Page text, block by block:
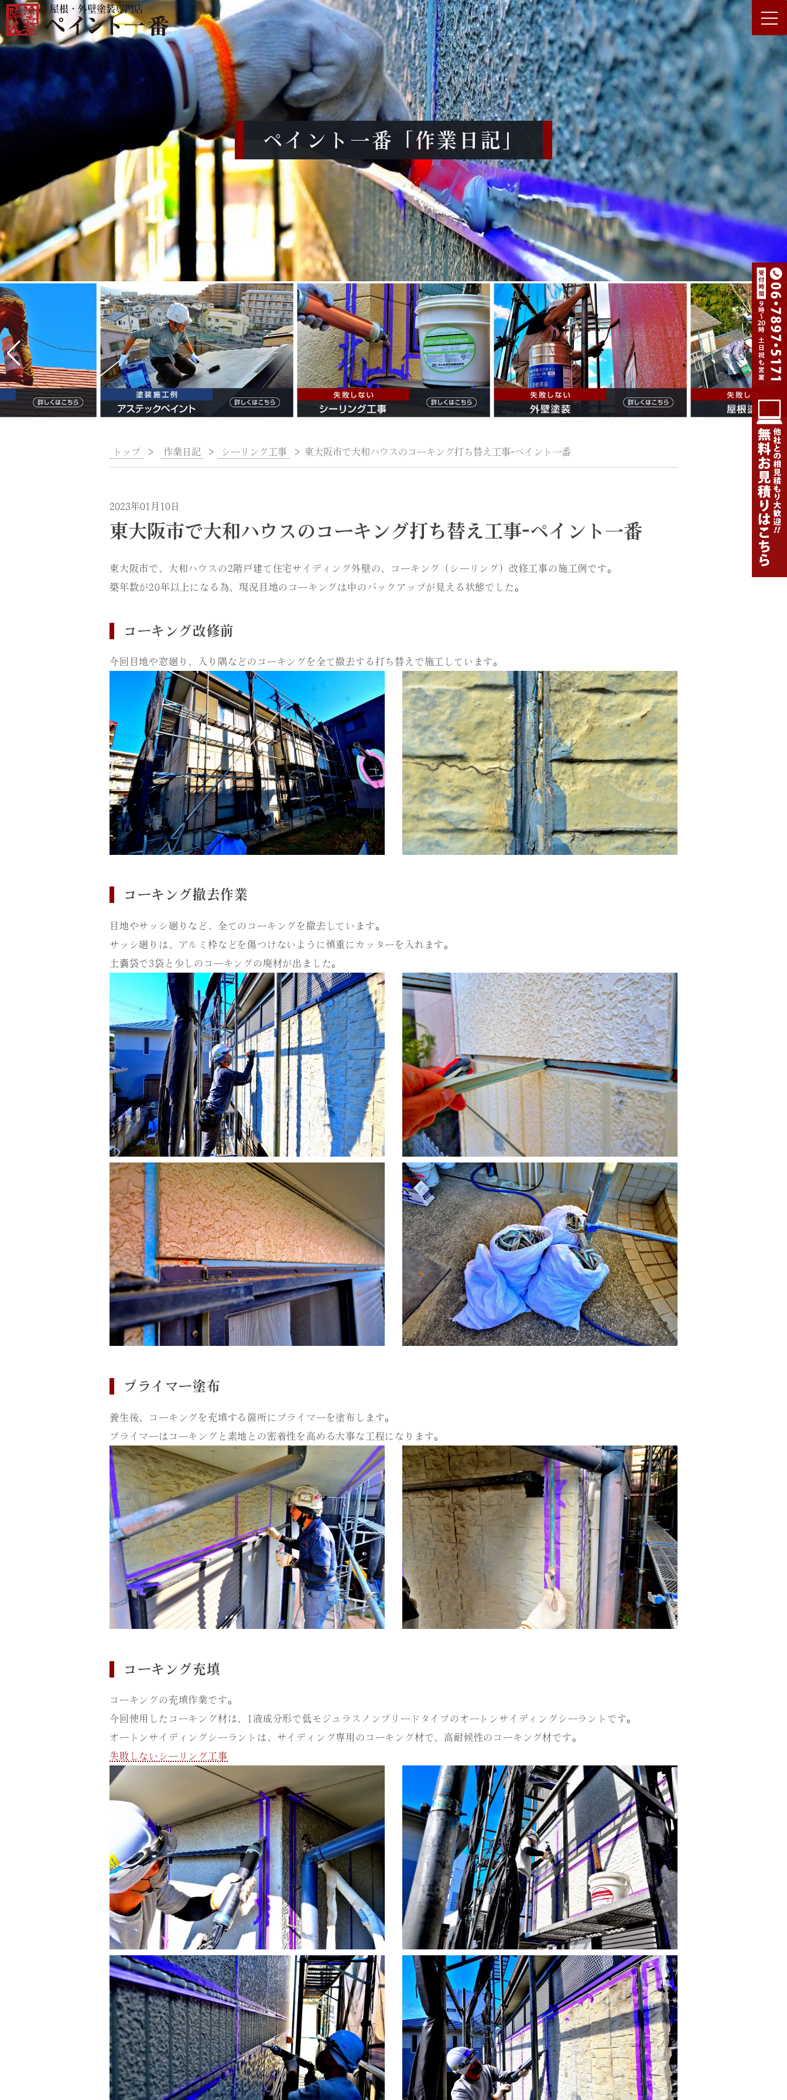
屋根・外壁塗装専門店
ペイント一番「作業日記」
トップ > 作業日記 > シーリング工事 > 東大阪市で大和ハウスのコーキング打ち替え工事-ペイント一番
2023年01月10日
東大阪市で大和ハウスのコーキング打ち替え工事-ペイント一番
東大阪市で、大和ハウスの2階戸建て住宅サイディング外壁の、コーキング（シーリング）改修工事の施工例です。
築年数が20年以上になる為、現況目地のコーキングは中のバックアップが見える状態でした。
コーキング改修前
今回目地や窓廻り、入り隅などのコーキングを全て撤去する打ち替えで施工しています。
コーキング撤去作業
目地やサッシ廻りなど、全てのコーキングを撤去しています。
サッシ廻りは、アルミ枠などを傷つけないように慎重にカッターを入れます。
土嚢袋で3袋と少しのコーキングの廃材が出ました。
プライマー塗布
養生後、コーキングを充填する箇所にプライマーを塗布します。
プライマーはコーキングと素地との密着性を高める大事な工程になります。
コーキング充填
コーキングの充填作業です。
今回使用したコーキング材は、1液成分形で低モジュラスノンブリードタイプのオートンサイディングシーラントです。
オートンサイディングシーラントは、サイディング専用のコーキング材で、高耐候性のコーキング材です。
失敗しないシーリング工事